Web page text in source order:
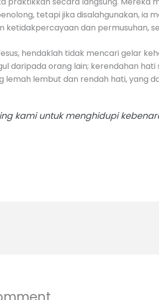
tetapi jika disalahgunakan, ia
ketidakpercayaan dan permusuhan,
hendaklah tidak mencari gelar
daripada orang lain; kerendahan
lemah lembut dan rendah hati, yang
kami untuk menghidupi